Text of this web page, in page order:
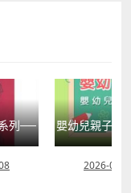
幼繪本 方舟澳門藝術
匯
2026-08-